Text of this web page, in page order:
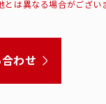
は異なる場合がござい
わせ